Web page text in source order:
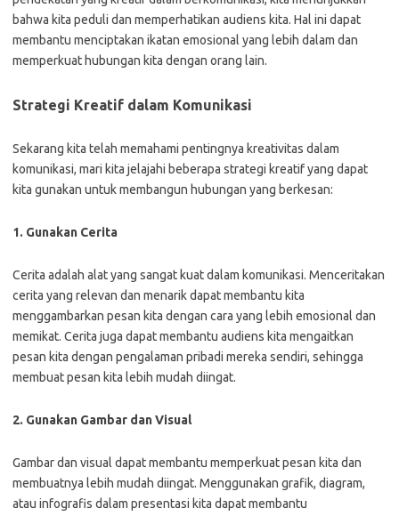
bahwa kita peduli dan memperhatikan audiens kita. Hal ini dapat
membantu menciptakan ikatan emosional yang lebih dalam dan
memperkuat hubungan kita dengan orang lain.
Strategi Kreatif dalam Komunikasi
Sekarang kita telah memahami pentingnya kreativitas dalam
komunikasi, mari kita jelajahi beberapa strategi kreatif yang dapat
kita gunakan untuk membangun hubungan yang berkesan:
1. Gunakan Cerita
Cerita adalah alat yang sangat kuat dalam komunikasi. Menceritakan
cerita yang relevan dan menarik dapat membantu kita
menggambarkan pesan kita dengan cara yang lebih emosional dan
memikat. Cerita juga dapat membantu audiens kita mengaitkan
pesan kita dengan pengalaman pribadi mereka sendiri, sehingga
membuat pesan kita lebih mudah diingat.
2. Gunakan Gambar dan Visual
Gambar dan visual dapat membantu memperkuat pesan kita dan
membuatnya lebih mudah diingat. Menggunakan grafik, diagram,
atau infografis dalam presentasi kita dapat membantu